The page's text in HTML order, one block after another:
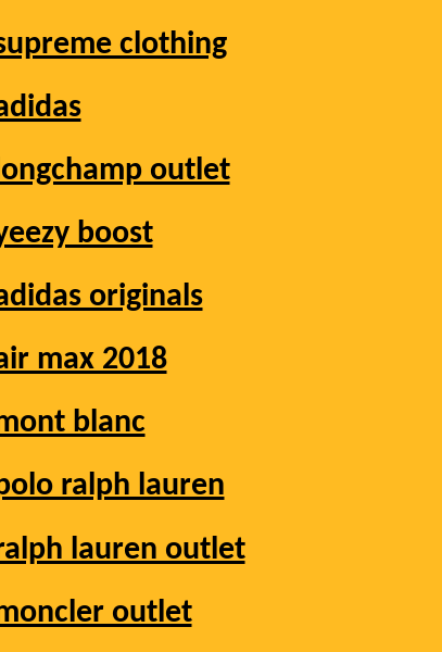
clothing
outlet
boost
originals
max 2018
blanc
ralph lauren
lauren outlet
outlet